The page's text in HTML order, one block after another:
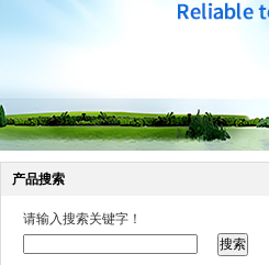
产品搜索
请输入搜索关键字！